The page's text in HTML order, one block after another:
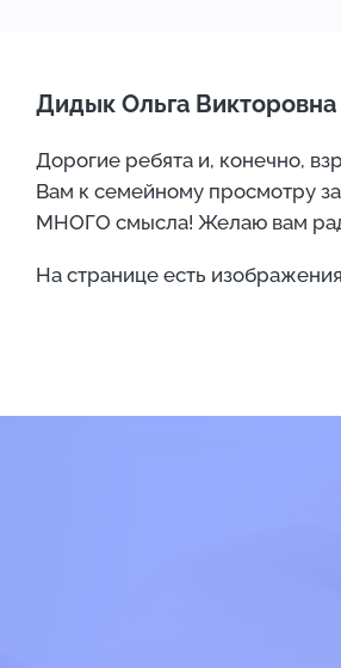
Дидык Ольга
Дорогие ребята и, конечно,
Вам к семейному просмотру
МНОГО смысла! Желаю вам
На странице есть